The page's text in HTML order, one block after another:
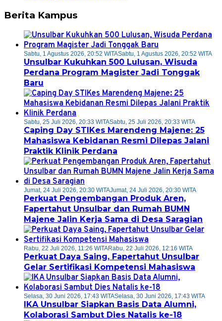
Berita Kampus
Sabtu, 1 Agustus 2026, 20:52 WITASabtu, 1 Agustus 2026, 20:52 WITA
Unsulbar Kukuhkan 500 Lulusan, Wisuda
Perdana Program Magister Jadi Tonggak
Baru
Sabtu, 25 Juli 2026, 20:33 WITASabtu, 25 Juli 2026, 20:33 WITA
Caping Day STIKes Marendeng Majene: 25
Mahasiswa Kebidanan Resmi Dilepas Jalani
Praktik Klinik Perdana
Jumat, 24 Juli 2026, 20:30 WITAJumat, 24 Juli 2026, 20:30 WITA
Perkuat Pengembangan Produk Aren,
Fapertahut Unsulbar dan Rumah BUMN
Majene Jalin Kerja Sama di Desa Saragian
Rabu, 22 Juli 2026, 11:26 WITARabu, 22 Juli 2026, 12:16 WITA
Perkuat Daya Saing, Fapertahut Unsulbar
Gelar Sertifikasi Kompetensi Mahasiswa
Selasa, 30 Juni 2026, 17:43 WITASelasa, 30 Juni 2026, 17:43 WITA
IKA Unsulbar Siapkan Basis Data Alumni,
Kolaborasi Sambut Dies Natalis ke-18